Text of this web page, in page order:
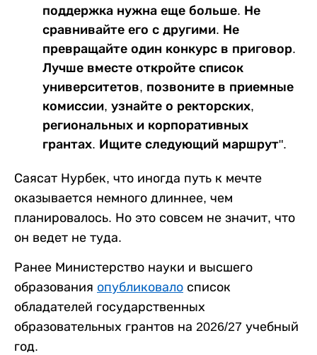
поддержка нужна еще больше. Не
сравнивайте его с другими. Не
превращайте один конкурс в приговор.
Лучше вместе откройте список
университетов, позвоните в приемные
комиссии, узнайте о ректорских,
региональных и корпоративных
грантах. Ищите следующий маршрут".
Саясат Нурбек, что иногда путь к мечте
оказывается немного длиннее, чем
планировалось. Но это совсем не значит, что
он ведет не туда.
Ранее Министерство науки и высшего
образования опубликовало список
обладателей государственных
образовательных грантов на 2026/27 учебный
год.